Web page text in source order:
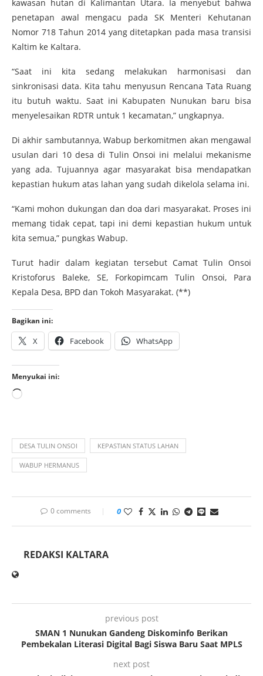
kawasan hutan di Kalimantan Utara. Ia menyebut bahwa
penetapan awal mengacu pada SK Menteri Kehutanan
Nomor 718 Tahun 2014 yang ditetapkan pada masa transisi
Kaltim ke Kaltara.
“Saat ini kita sedang melakukan harmonisasi dan
sinkronisasi data. Kita tahu menyusun Rencana Tata Ruang
itu butuh waktu. Saat ini Kabupaten Nunukan baru bisa
menyelesaikan RDTR untuk 1 kecamatan,” ungkapnya.
Di akhir sambutannya, Wabup berkomitmen akan mengawal
usulan dari 10 desa di Tulin Onsoi ini melalui mekanisme
yang ada. Tujuannya agar masyarakat bisa mendapatkan
kepastian hukum atas lahan yang sudah dikelola selama ini.
“Kami mohon dukungan dan doa dari masyarakat. Proses ini
memang tidak cepat, tapi ini demi kepastian hukum untuk
kita semua,” pungkas Wabup.
Turut hadir dalam kegiatan tersebut Camat Tulin Onsoi
Kristoforus Baleke, SE, Forkopimcam Tulin Onsoi, Para
Kepala Desa, BPD dan Tokoh Masyarakat. (**)
Bagikan ini:
X Facebook WhatsApp
Menyukai ini:
DESA TULIN ONSOI KEPASTIAN STATUS LAHAN
WABUP HERMANUS
0 comments 0
REDAKSI KALTARA
previous post
SMAN 1 Nunukan Gandeng Diskominfo Berikan
Pembekalan Literasi Digital Bagi Siswa Baru Saat MPLS
next post